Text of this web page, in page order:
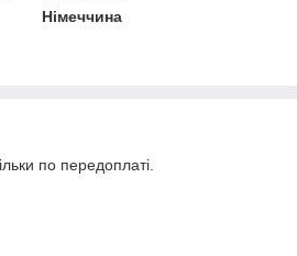
Німеччина
по передоплаті.